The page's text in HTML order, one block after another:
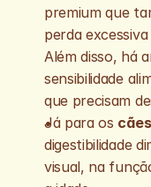
premium que
perda
Além disso, há
sensibilidade
que precisam
Já para os
digestibilidade
visual, na